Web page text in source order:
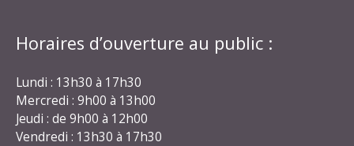
Horaires d’ouverture au public :
Lundi : 13h30 à 17h30
Mercredi : 9h00 à 13h00
Jeudi : de 9h00 à 12h00
Vendredi : 13h30 à 17h30